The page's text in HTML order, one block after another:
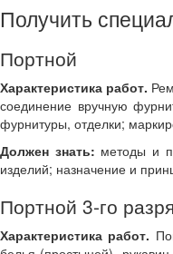
Получить
Портной
Характеристика работ.
соединение вручную
фурнитуры, отделки;
Должен знать: методы и
изделий; назначение и
Портной 3-го
Характеристика работ.